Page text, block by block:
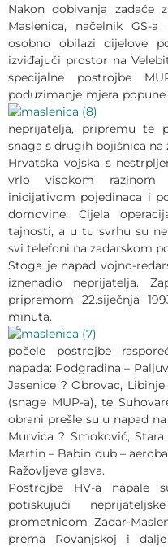
Nakon dobivanja zadaće
Maslenica, načelnik GS-
osobno obilazi dijelove
izviđajući prostor na
specijalne postrojbe
poduzimanje mjera
neprijatelja, pripremu te
snaga s drugih bojišnica na
Hrvatska vojska s
vrlo visokom razinom
inicijativom pojedinaca i
domovine. Cijela
tajnosti, a u tu svrhu su
svi telefoni na zadarskom
Stoga je napad vojno-
iznenadio neprijatelja.
pripremom 22.siječnja
minuta.
počele postrojbe
napada: Podgradina –
Jasenice ? Obrovac,
(snage MUP-a), te
obrani prešle su u napad
Murvica ? Smoković,
Martin – Babin dub –
Ražovljeva glava.
Postrojbe HV-a napale
potiskujući
prometnicom Zadar-
prema Rovanjskoj i